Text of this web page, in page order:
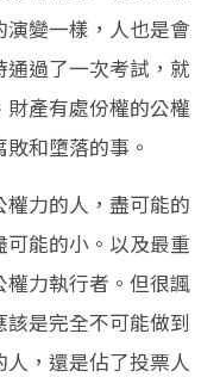
變一樣，人也是會
過了一次考試，就
產有處份權的公權
和墮落的事。
力的人，盡可能的
能的小。以及最重
力執行者。但很諷
是完全不可能做到
，還是佔了投票人